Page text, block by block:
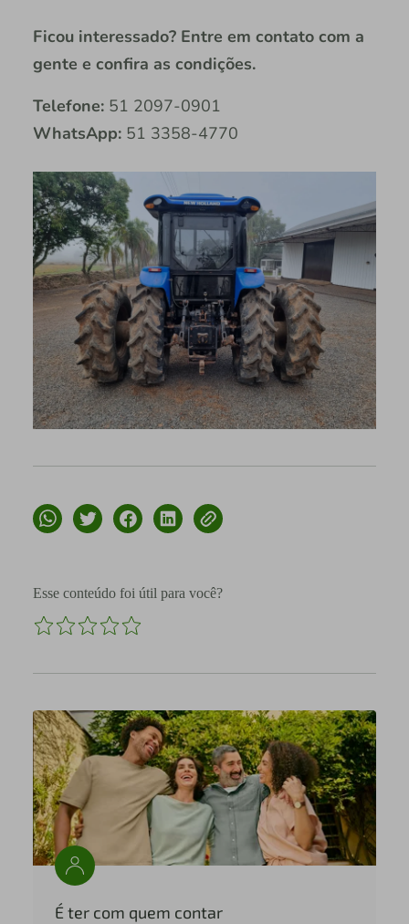
Ficou interessado? Entre em contato com a
gente e confira as condições.
Telefone:51 2097-0901
WhatsApp:51 3358-4770
Esse conteúdo foi útil para você?
É ter com quem contar